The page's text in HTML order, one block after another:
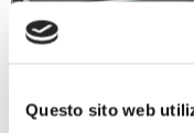
Questo sito web